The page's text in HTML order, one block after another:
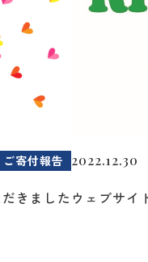
ご寄付報告
きました
2022.12.30
ウェブサイ